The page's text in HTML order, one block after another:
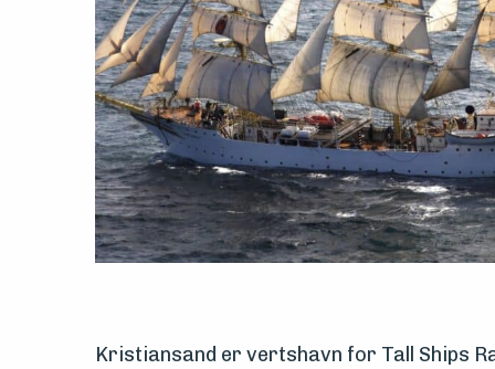
Kristiansand er vertshavn for Tall Ships